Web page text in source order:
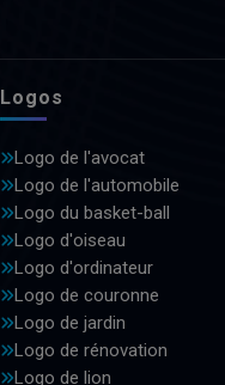
Logos
Logo de l'avocat
Logo de l'automobile
Logo du basket-ball
Logo d'oiseau
Logo d'ordinateur
Logo de couronne
Logo de jardin
Logo de rénovation
Logo de lion